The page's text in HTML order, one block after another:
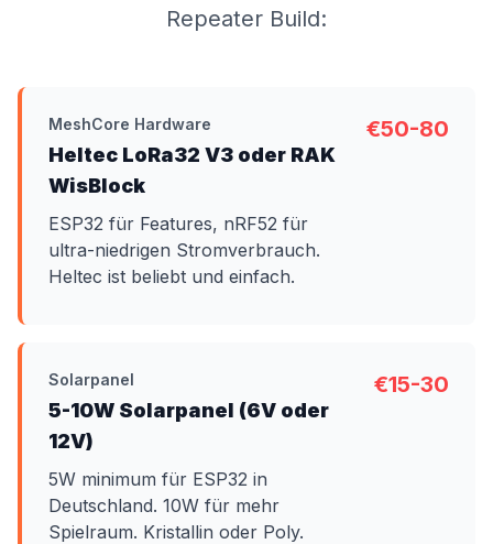
Repeater Build:
MeshCore Hardware
Heltec LoRa32 V3 oder RAK
WisBlock
ESP32 für Features, nRF52 für
ultra-niedrigen Stromverbrauch.
Heltec ist beliebt und einfach.
€50-80
Solarpanel
5-10W Solarpanel (6V oder
12V)
5W minimum für ESP32 in
Deutschland. 10W für mehr
Spielraum. Kristallin oder Poly.
€15-30